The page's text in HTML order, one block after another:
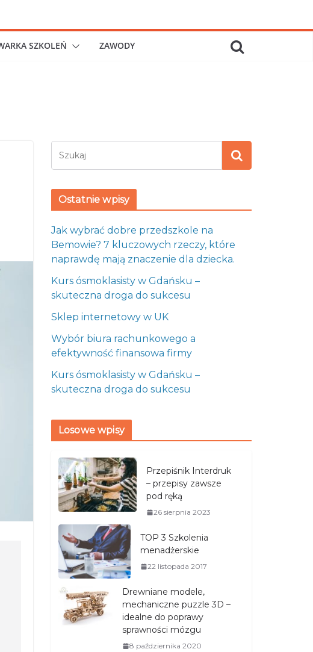
SZKOLEŃ ZAWODY
Ostatnie wpisy
Jak wybrać dobre przedszkole na
Bemowie? 7 kluczowych rzeczy, które
naprawdę mają znaczenie dla dziecka.
Kurs ósmoklasisty w Gdańsku –
skuteczna droga do sukcesu
Sklep internetowy w UK
Wybór biura rachunkowego a
efektywność finansowa firmy
Kurs ósmoklasisty w Gdańsku –
skuteczna droga do sukcesu
Losowe wpisy
Przepiśnik Interdruk
– przepisy zawsze
pod ręką
26 sierpnia 2023
TOP 3 Szkolenia
menadżerskie
22 listopada 2017
Drewniane modele,
mechaniczne puzzle 3D –
idealne do poprawy
sprawności mózgu
8 października 2020